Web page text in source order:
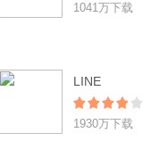
1041万下载
LINE
1930万下载